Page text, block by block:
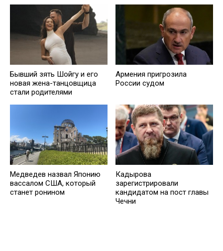
Бывший зять Шойгу и его
новая жена-танцовщица
стали родителями
Армения пригрозила
России судом
Медведев назвал Японию
вассалом США, который
станет ронином
Кадырова
зарегистрировали
кандидатом на пост главы
Чечни